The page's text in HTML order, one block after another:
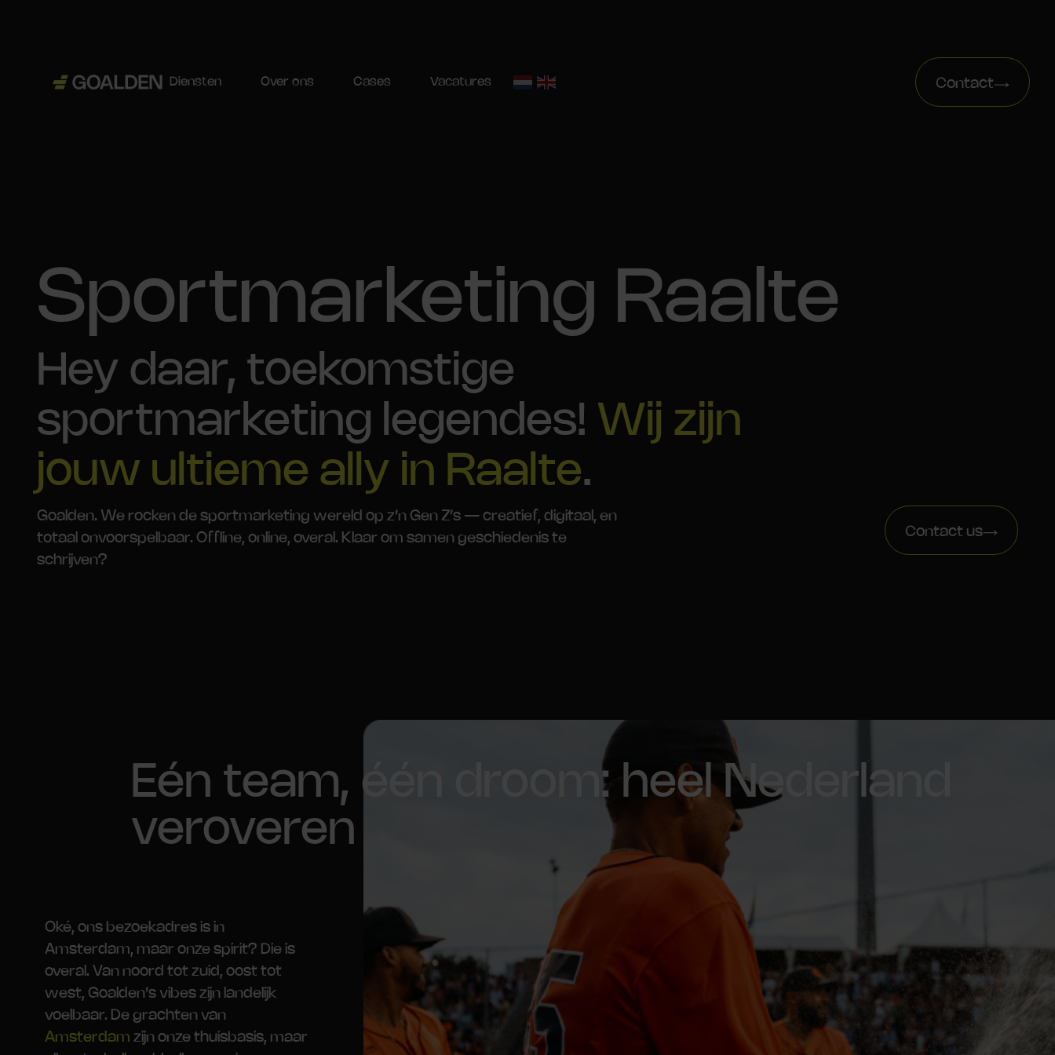
Diensten Over ons Cases Vacatures Contact
Sportmarketing Raalte
Hey daar, toekomstige
sportmarketing legendes! Wij zijn
jouw ultieme ally in Raalte.
Goalden. We rocken de sportmarketing wereld op z’n Gen Z’s — creatief, digitaal, en
totaal onvoorspelbaar. Offline, online, overal. Klaar om samen geschiedenis te
schrijven?
Contact us
Eén team, één droom: heel Nederland
veroveren
Oké, ons bezoekadres is in
Amsterdam, maar onze spirit? Die is
overal. Van noord tot zuid, oost tot
west, Goalden’s vibes zijn landelijk
voelbaar. De grachten van
Amsterdam zijn onze thuisbasis, maar